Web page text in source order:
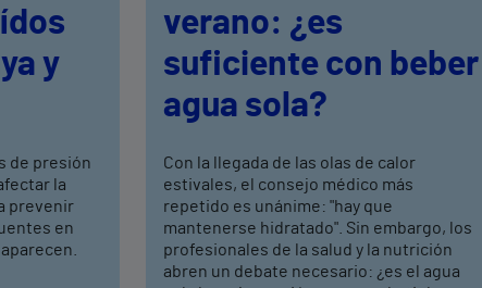
y
de presión
la
prevenir
en
verano: ¿es
suficiente con beber
agua sola?
Con la llegada de las olas de calor
estivales, el consejo médico más
repetido es unánime: "hay que
mantenerse hidratado". Sin embargo, los
profesionales de la salud y la nutrición
abren un debate necesario: ¿es el agua